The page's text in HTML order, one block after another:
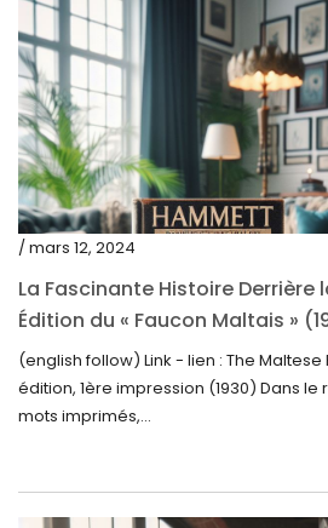
octobre 2023
septembre 2023
août 2023
juillet 2023
juin 2023
mai 2023
avril 2023
mars 2023
février 2023
janvier 2023
novembre 2022
/ mars 12, 2024
La Fascinante Histoire Derrière
Édition du « Faucon Maltais »
(english follow) Link - lien : The Maltese
édition, 1ère impression (1930) Dans le
mots imprimés,...